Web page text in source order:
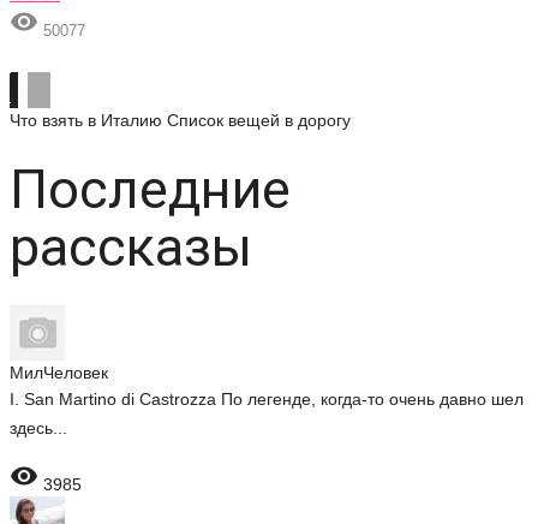
 50077
Что взять в Италию Список вещей в дорогу
Последние
рассказы
МилЧеловек
I. San Martino di Castrozza По легенде, когда-то очень давно шел
здесь...
 3985